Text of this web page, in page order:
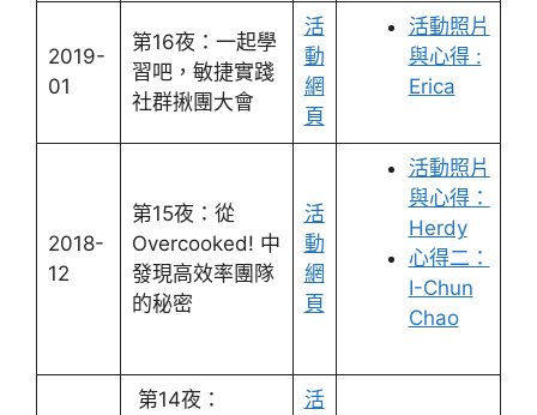
2019-
01
第16夜：一起學
習吧，敏捷實踐
社群揪團大會
活
動
網
頁
活動照片
與心得 :
Erica
2018-
12
第15夜：從
Overcooked! 中
發現高效率團隊
的秘密
活
動
網
頁
活動照片
與心得：
Herdy
心得二：
I-Chun
Chao
第14夜：
活